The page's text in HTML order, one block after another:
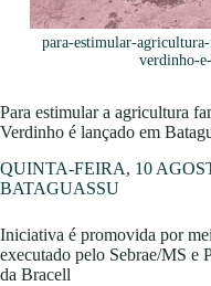
para-estimular-
verdinho-
Para estimular a agricultura
Verdinho é lançado em
QUINTA-FEIRA, 10
BATAGUASSU
Iniciativa é promovida por
executado pelo Sebrae/MS e
da Bracell